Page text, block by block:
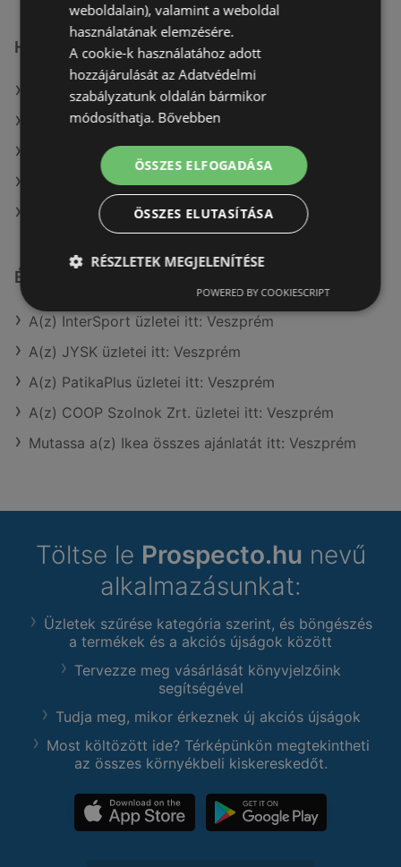
Hasonló kiskereskedők
A(z) Alma Gyógyszertárak ajánlatai
A(z) Rossmann ajánlatai
A(z) dm ajánlatai
A(z) Benu Gyógyszertárak ajánlatai
A(z) Kulcs patika ajánlatai
Érdeklődésre számot tartó elemek itt:
A(z) InterSport üzletei itt: Veszprém
A(z) JYSK üzletei itt: Veszprém
A(z) PatikaPlus üzletei itt: Veszprém
A(z) COOP Szolnok Zrt. üzletei itt: Veszprém
Mutassa a(z) Ikea összes ajánlatát itt: Veszprém
Töltse le Prospecto.hu nevű
alkalmazásunkat:
Üzletek szűrése kategória szerint, és böngészés
a termékek és a akciós újságok között
Tervezze meg vásárlását könyvjelzőink
segítségével
Tudja meg, mikor érkeznek új akciós újságok
Most költözött ide? Térképünkön megtekintheti
az összes környékbeli kiskereskedőt.
weboldalain), valamint a weboldal
használatának elemzésére.
A cookie-k használatához adott
hozzájárulását az Adatvédelmi
szabályzatunk oldalán bármikor
módosíthatja. Bővebben
ÖSSZES ELFOGADÁSA
ÖSSZES ELUTASÍTÁSA
RÉSZLETEK MEGJELENÍTÉSE
POWERED BY COOKIESCRIPT